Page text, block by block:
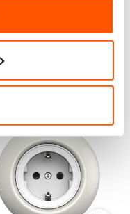
4 varianter i webblager